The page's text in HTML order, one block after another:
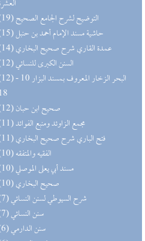
(19) التوضيح لشرح الجامع الصحيح
(15) حاشية مسند الإمام أحمد بن حنبل
(14) عمدة القاري شرح صحيح البخاري
(12) السنن الكبرى للنسائي
(12) البحر الزخار المعروف
18
(12) صحيح ابن حبان
(11) مجمع الزاوئد ومنبع الفوائد
(11) فتح الباري شرح صحيح البخاري
(10) الفقيه والمتفقه
(10) مسند أبي يعلى الموصلي
(10) صحيح البخاري
(7) شرح السيوطي لسنن النسائي
(7) سنن النسائي
(6) سنن الدارمي